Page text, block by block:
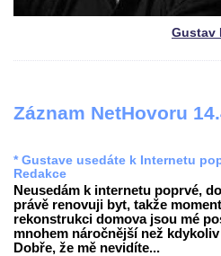
Gustav
Záznam NetHovoru
* Gustave usedáte k Internetu
Redakce
Neusedám k internetu poprvé,
právě renovuji byt, takže
rekonstrukci domova jsou mé
mnohem náročnější než
Dobře, že mě nevidíte...